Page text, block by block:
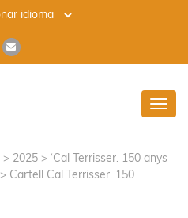
> 2025 > ‘Cal Terrisser. 150 anys
> Cartell Cal Terrisser. 150